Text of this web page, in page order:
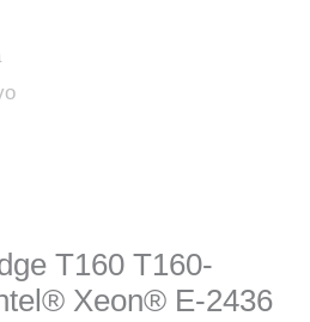
T160 T160-
Xeon® E-2436